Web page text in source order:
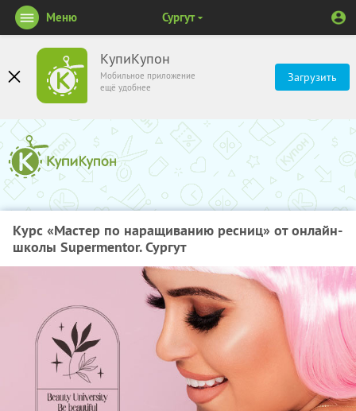
КупиКупон
Мобильное приложение
ещё удобнее
Загрузить
Меню Сургут
Курс «Мастер по наращиванию ресниц» от онлайн-
школы Supermentor. Сургут